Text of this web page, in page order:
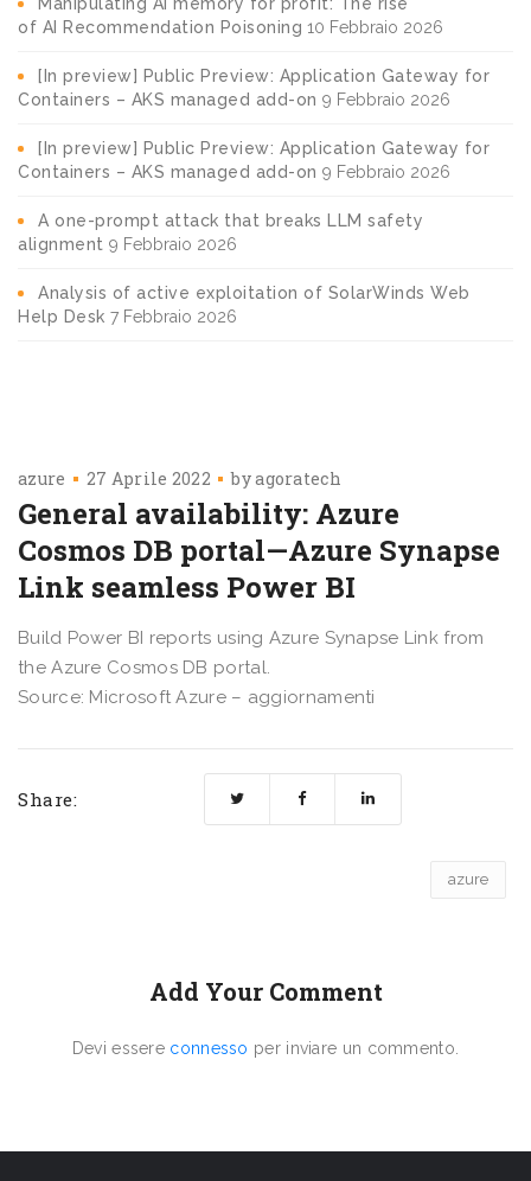
of AI Recommendation Poisoning 10 Febbraio 2026
[In preview] Public Preview: Application Gateway for
Containers – AKS managed add-on 9 Febbraio 2026
[In preview] Public Preview: Application Gateway for
Containers – AKS managed add-on 9 Febbraio 2026
A one-prompt attack that breaks LLM safety
alignment 9 Febbraio 2026
Analysis of active exploitation of SolarWinds Web
Help Desk 7 Febbraio 2026
azure 27 Aprile 2022 byagoratech
General availability: Azure
Cosmos DB portal—Azure Synapse
Link seamless Power BI
Build Power BI reports using Azure Synapse Link from
the Azure Cosmos DB portal.
Source: Microsoft Azure – aggiornamenti
Share:
azure
Add Your Comment
Devi essere connesso per inviare un commento.